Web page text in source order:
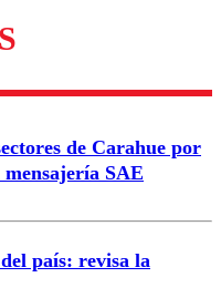
para garantizar un
de Carahue por
SAE
país: revisa la